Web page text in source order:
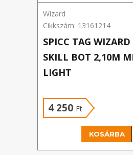
Wizard
Cikkszám: 13161214
SPICC TAG
SKILL BOT 2,10M
LIGHT
4 250 Ft
KOSÁRBA